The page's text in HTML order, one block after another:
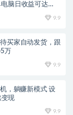
脑日收益可达
9.9
买家自动发货，跟
万
9.9
，躺赚新模式 设
现
9.9